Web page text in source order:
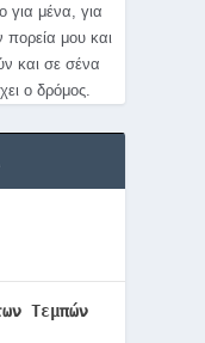
για μένα, για
πορεία μου και
και σε σένα
ο δρόμος.
Τεμπών